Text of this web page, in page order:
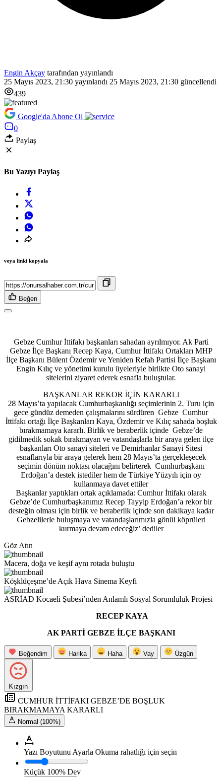
Engin Akçay tarafından yayınlandı
25 Mayıs 2023, 21:30 yayınlandı 25 Mayıs 2023, 21:30 güncellendi
439
Google'da Abone Ol
0
Paylaş
Bu Yazıyı Paylaş
veya linki kopyala
Beğen
Gebze Cumhur İttifakı başkanları sahadan ayrılmıyor. Ak Parti
Gebze İlçe Başkanı Recep Kaya, Cumhur İttifakı Ortakları MHP
İlçe Başkanı Bülent Özdemir ve Yeniden Refah Partisi İlçe Başkanı
Engin Kılıç ve yönetimi kurulu üyeleriyle birlikte Oto sanayi
sitelerini ziyaret ederek esnafla buluştular.
BAŞKANLAR REKOR İÇİN KARARLI
28 Mayıs’ta yapılacak Cumhurbaşkanlığı seçimlerinin 2. Turu için
gece gündüz demeden çalışmalarını sürdüren Gebze Cumhur
İttifakı ortağı İlçe Başkanları Kaya, Özdemir ve Kılıç sahada boşluk
bırakmamaya kararlı. Birlik ve beraberlik içinde Gebze’de
gidilmedik sokak bırakmayan ve vatandaşlarla bir araya gelen ilçe
başkanları Oto sanayi siteleri ve Demirhanlar Sanayi Sitesi
esnaflarıyla bir araya gelerek hem 28 Mayıs’ta gerçekleşecek
seçimin dönüm noktası olacağını belirterek Cumhurbaşkanı
Erdoğan’a destek istediler hem de Türkiye Yüzyılı için oy
kullanmaya davet ettiler
Başkanlar yaptıkları ortak açıklamada: Cumhur İttifakı olarak
Gebze’de Cumhurbaşkanımız Recep Tayyip Erdoğan’a rekor bir
desteğin olması için birlik ve beraberlik içinde son dakikaya kadar
Gebzelilerle buluşmaya ve vatandaşlarımızla gönül köprüleri
kurmaya devam edeceğiz’ dediler
Göz Atın
Macera, doğa ve keşif aynı rotada buluştu
Köşklüçeşme’de Açık Hava Sinema Keyfi
ASRİAD Kocaeli Şubesi’nden Anlamlı Sosyal Sorumluluk Projesi
RECEP KAYA
AK PARTİ GEBZE İLÇE BAŞKANI
Beğendim Harika Haha Vay Üzgün
Kızgın
CUMHUR İTTİFAKI GEBZE’DE BOŞLUK
BIRAKMAMAYA KARARLI
Normal (100%)
Yazı Boyutunu Ayarla Okuma rahatlığı için seçin
Küçük 100% Dev